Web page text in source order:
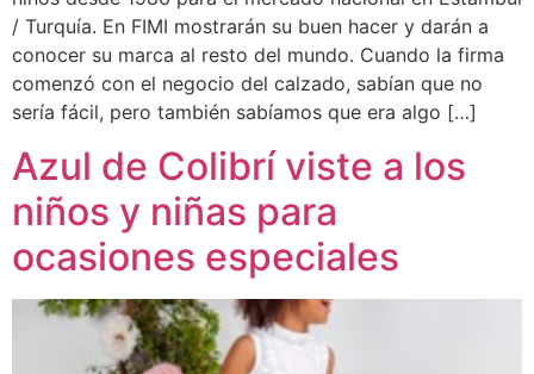
/ Turquía. En FIMI mostrarán su buen hacer y darán a
conocer su marca al resto del mundo. Cuando la firma
comenzó con el negocio del calzado, sabían que no
sería fácil, pero también sabíamos que era algo […]
Azul de Colibrí viste a los
niños y niñas para
ocasiones especiales